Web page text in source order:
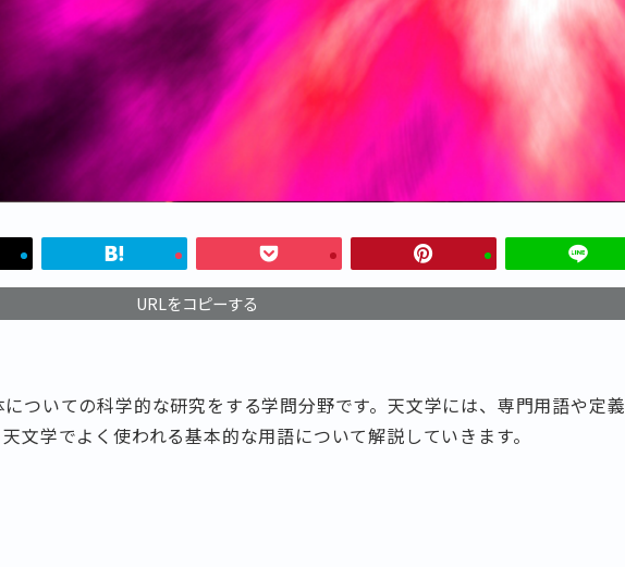
URLをコピーする
ついての科学的な研究をする学問分野です。天文学には、専門用語や定義
文学でよく使われる基本的な用語について解説していきます。